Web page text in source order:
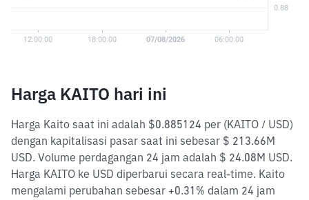
Harga KAITO hari ini
Harga Kaito saat ini adalah $0.885124 per (KAITO / USD)
dengan kapitalisasi pasar saat ini sebesar $ 213.66M
USD. Volume perdagangan 24 jam adalah $ 24.08M USD.
Harga KAITO ke USD diperbarui secara real-time. Kaito
mengalami perubahan sebesar +0.31% dalam 24 jam